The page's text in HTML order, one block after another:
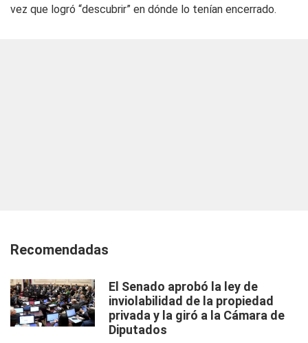
vez que logró “descubrir” en dónde lo tenían encerrado.
Recomendadas
El Senado aprobó la ley de
inviolabilidad de la propiedad
privada y la giró a la Cámara de
Diputados